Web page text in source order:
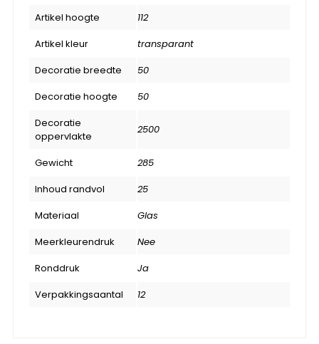
Artikel hoogte
112
Artikel kleur
transparant
Decoratie breedte
50
Decoratie hoogte
50
Decoratie
oppervlakte
2500
Gewicht
285
Inhoud randvol
25
Materiaal
Glas
Meerkleurendruk
Nee
Ronddruk
Ja
Verpakkingsaantal
12